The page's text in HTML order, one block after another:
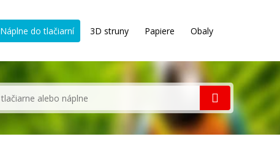
Náplne do tlačiarní 3D struny Papiere Obaly